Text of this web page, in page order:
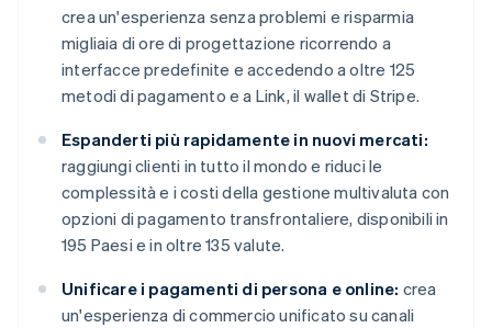
crea un'esperienza senza problemi e risparmia
migliaia di ore di progettazione ricorrendo a
interfacce predefinite e accedendo a oltre 125
metodi di pagamento e a Link, il wallet di Stripe.
Espanderti più rapidamente in nuovi mercati:
raggiungi clienti in tutto il mondo e riduci le
complessità e i costi della gestione multivaluta con
opzioni di pagamento transfrontaliere, disponibili in
195 Paesi e in oltre 135 valute.
Unificare i pagamenti di persona e online: crea
un'esperienza di commercio unificato su canali